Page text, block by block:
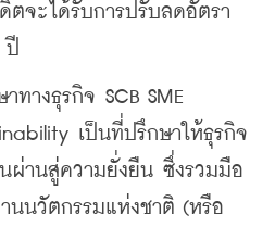
ตจะได้รับการปรับลดอัตรา
างธุรกิจ SCB SME
เป็นที่ปรึกษาให้ธุรกิจ
นผ่านสู่ความยั่งยืน ซึ่งรวมมือ
นนวัตกรรมแห่งชาติ (หรือ